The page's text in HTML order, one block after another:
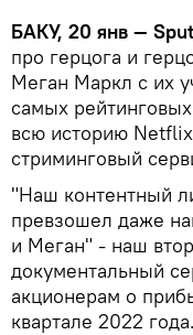
БАКУ, 20 янв —
про герцога и
Меган Маркл с их
самых
всю историю
стриминговый
"Наш контентный
превзошел даже
и Меган" - наш
документальный
акционерам о
квартале 2022 года.